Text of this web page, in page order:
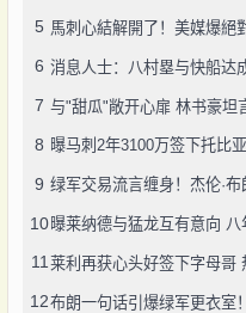
5
6 消息人士：八村塁与快船达
7 与"甜瓜"敞开心扉 林书豪坦
8 曝马刺2年3100万签下托比
9
10曝莱纳德与猛龙互有意向 八
11莱利再获心头好签下字母哥
12布朗一句话引爆绿军更衣室